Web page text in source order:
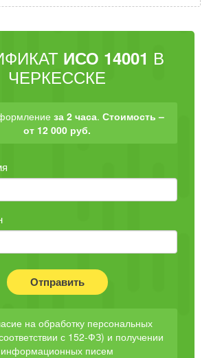
ИСО 14001 В
ЧЕРКЕССКЕ
за 2 часа. Стоимость –
от 12 000 руб.
Отправить
на обработку персональных
с 152-ФЗ) и получении
информационных писем